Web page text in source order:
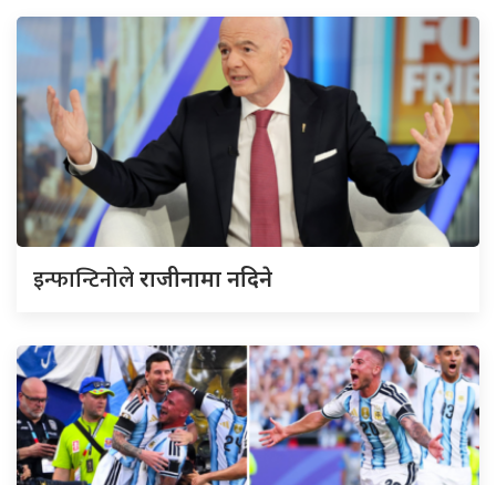
इन्फान्टिनोलेराजीनामा नदिने